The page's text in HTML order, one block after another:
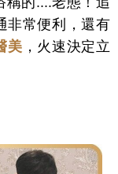
非常便利，還有
美 ，火速決定立